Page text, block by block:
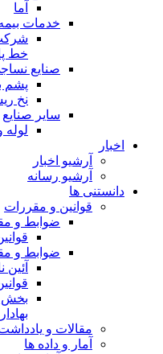
آما
خدمات
خط
صنایع
پشم
نخ
سایر صنایع
اخبار
آرشیو اخبار
آرشیو رسانه
دانستنی ها
قوانین و مقررات
ضوابط و
ضوابط و
بخش
بهادار
مقالات و
آمار و داده ها